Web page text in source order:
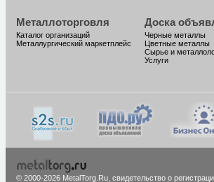
Металлоторговля
Каталог организаций
Металлургический маркетплейс
Доска
Черные металлы
Цветные металлы
Сырье и
Услуги
© 2000-2026 MetalTorg.Ru, cвидетельство о